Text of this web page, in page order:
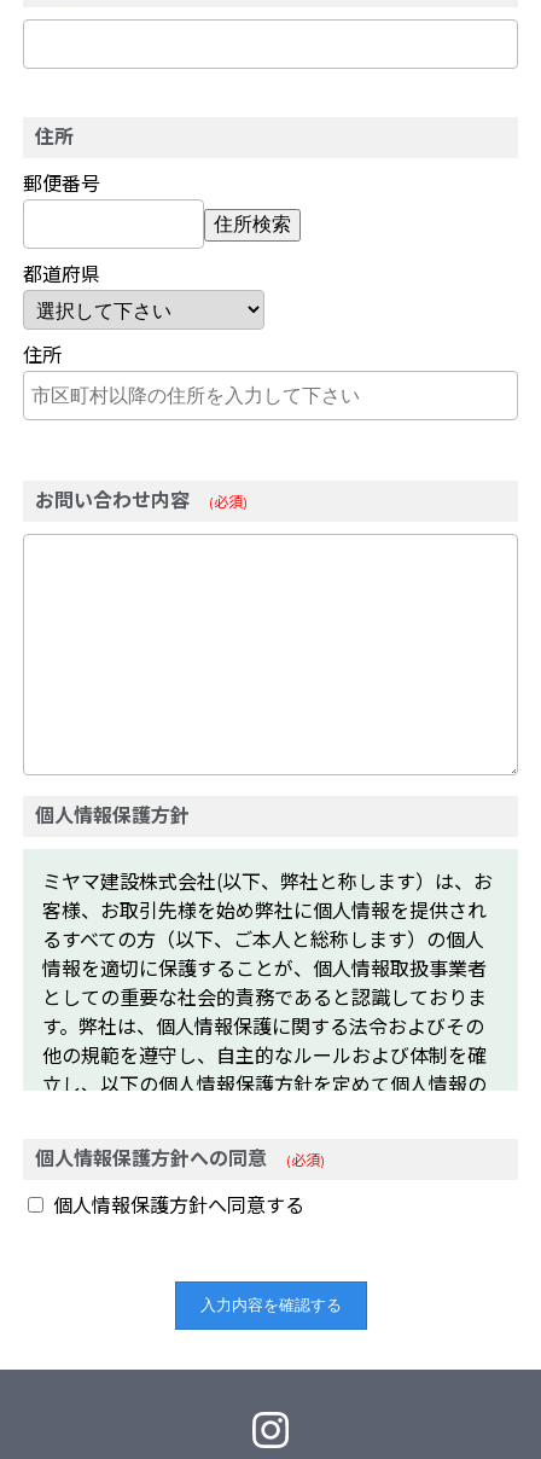
住所
郵便番号
住所検索
都道府県
住所
お問い合わせ内容 (必須)
個人情報保護方針
ミヤマ建設株式会社(以下、弊社と称します）は、お
客様、お取引先様を始め弊社に個人情報を提供され
るすべての方（以下、ご本人と総称します）の個人
情報を適切に保護することが、個人情報取扱事業者
としての重要な社会的責務であると認識しておりま
す。弊社は、個人情報保護に関する法令およびその
他の規範を遵守し、自主的なルールおよび体制を確
立し、以下の個人情報保護方針を定めて個人情報の
1. 弊社は、この宣言を実行するために、個人情報保
護に関する社内規程を定め、弊社の役員およびすべ
2. 弊社は、個人情報のセキュリティ確保のため、管
よび漏洩、不正アクセス等を防止するため、必要か
個人情報保護方針への同意 (必須)
個人情報保護方針へ同意する